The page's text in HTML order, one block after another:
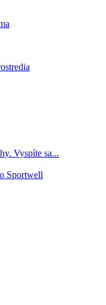
Vyspíte sa...
Sportwell